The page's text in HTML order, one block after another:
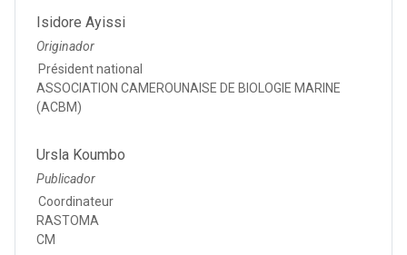
Isidore Ayissi
Originador
Président national
ASSOCIATION CAMEROUNAISE DE BIOLOGIE MARINE
(ACBM)
Ursla Koumbo
Publicador
Coordinateur
RASTOMA
CM